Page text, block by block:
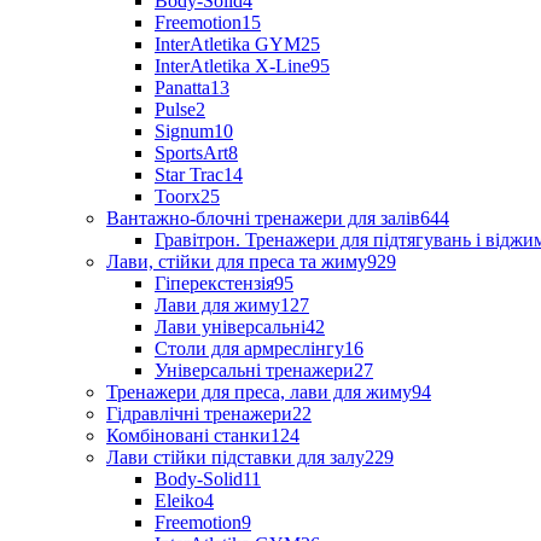
Freemotion15
InterAtletika GYM25
InterAtletika X-Line95
Panatta13
Pulse2
Signum10
SportsArt8
Star Trac14
Toorx25
Вантажно-блочні тренажери для залів644
Гравітрон. Тренажери для підтягувань і
Лави, стійки для преса та жиму929
Гіперекстензія95
Лави для жиму127
Лави універсальні42
Столи для армреслінгу16
Універсальні тренажери27
Тренажери для преса, лави для жиму94
Гідравлічні тренажери22
Комбіновані станки124
Лави стійки підставки для залу229
Body-Solid11
Eleiko4
Freemotion9